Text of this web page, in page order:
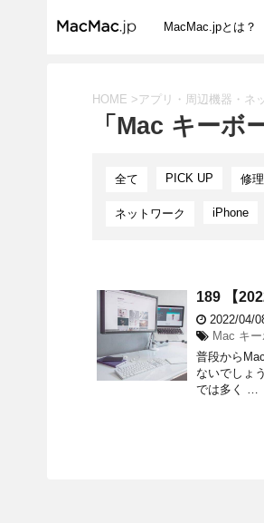
MacMac.jpとは？
HOME >アプリ・周辺機器・ネ
「Mac キーボ
全て PICK UP 修理
ネットワーク iPhone
189 【
2022/04/
Mac キ
普段から
ないでしょ
では多く …